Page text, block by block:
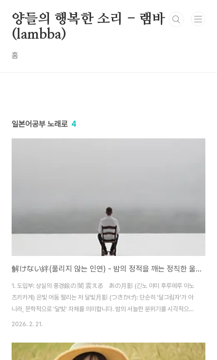
양들의 행복한 소리 - 램바
(lambba)
홈
일본어공부 노래로 4
解けない絆(풀리지 않는 인연) - 밤의 정적을 깨는 정직한 울림 (歌詞/日本語解説)
1. 도입부: 상실의 풍경銀の 闇 震える あの月影 (긴노 야미 후루에루 아노
츠키카게) 은빛 어둠 떨리는 저 달빛月影 (つきかげ): 단순히 '달그림자'가 아
니라, 문학적으로 '달빛' 자체를 의미합니다. 밤의 서늘한 분위기를 시각적으로
보여주는 아름다운 단어입니다.震える (ふるえる): '떨리다'. 어둠 속에서 흔
夜を 彷徨う (이노리와 카레하테 요루오 사마요우) 기도는 말라붙어 밤을 방
황하네枯れ果て (かれはて): '완전히 말라버림'. 동사의 마스형 뒤에 **'~果
2026. 2. 21.